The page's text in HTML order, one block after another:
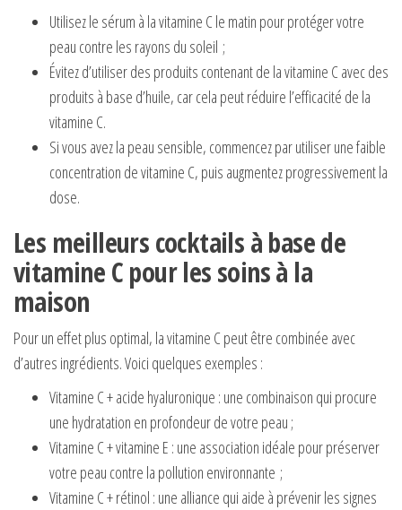
Utilisez le sérum à la vitamine C le matin pour protéger votre
peau contre les rayons du soleil ;
Évitez d’utiliser des produits contenant de la vitamine C avec des
produits à base d’huile, car cela peut réduire l’efficacité de la
vitamine C.
Si vous avez la peau sensible, commencez par utiliser une faible
concentration de vitamine C, puis augmentez progressivement la
dose.
Les meilleurs cocktails à base de
vitamine C pour les soins à la
maison
Pour un effet plus optimal, la vitamine C peut être combinée avec
d’autres ingrédients. Voici quelques exemples :
Vitamine C + acide hyaluronique : une combinaison qui procure
une hydratation en profondeur de votre peau ;
Vitamine C + vitamine E : une association idéale pour préserver
votre peau contre la pollution environnante ;
Vitamine C + rétinol : une alliance qui aide à prévenir les signes